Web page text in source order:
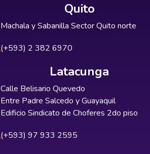
Quito
Machala y Sabanilla Sector Quito norte
(+593) 2 382 6970
Latacunga
Calle Belisario Quevedo
Entre Padre Salcedo y Guayaquil
Edificio Sindicato de Choferes 2do piso
(+593) 97 933 2595